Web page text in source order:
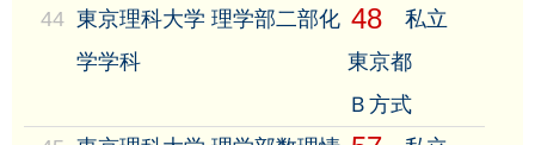
44 東京理科大学 理学部二部化
学学科
48
私立
東京都
Ｂ方式